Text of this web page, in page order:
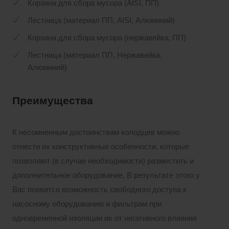
Корзина для сбора мусора (AISI, ПП)
Лестница (материал ПП, AISI, Алюминий)
Корзина для сбора мусора (нержавейка, ПП)
Лестница (материал ПП, Нержавейка,
Алюминий)
Преимущества
К несомненным достоинствам колодцев можно
отнести их конструктивные особенности, которые
позволяют (в случае необходимости) разместить и
дополнительное оборудование. В результате этого у
Вас появится возможность свободного доступа к
насосному оборудованию и фильтрам при
одновременной изоляции их от негативного влияния